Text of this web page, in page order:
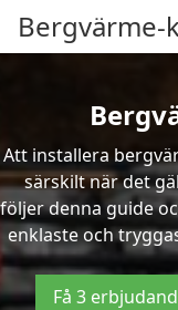
Bergvärme-
Att installera
särskilt när det
följer denna guide
enklaste och
Få 3